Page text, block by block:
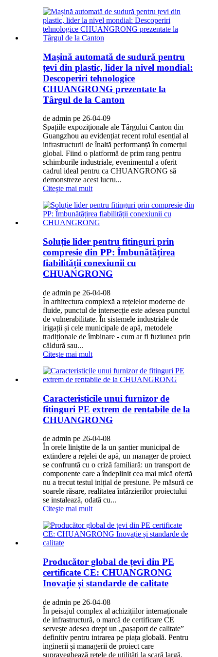
Mașină automată de sudură pentru
țevi din plastic, lider la nivel mondial:
Descoperiri tehnologice
CHUANGRONG prezentate la
Târgul de la Canton
de admin pe 26-04-09
Spațiile expoziționale ale Târgului Canton din
Guangzhou au evidențiat recent rolul esențial al
infrastructurii de înaltă performanță în comerțul
global. Fiind o platformă de prim rang pentru
schimburile industriale, evenimentul a oferit
cadrul ideal pentru ca CHUANGRONG să
demonstreze acest lucru...
Citeşte mai mult
Soluție lider pentru fitinguri prin
compresie din PP: Îmbunătățirea
fiabilității conexiunii cu
CHUANGRONG
de admin pe 26-04-08
În arhitectura complexă a rețelelor moderne de
fluide, punctul de intersecție este adesea punctul
de vulnerabilitate. În sistemele industriale de
irigații și cele municipale de apă, metodele
tradiționale de îmbinare - cum ar fi fuziunea prin
căldură sau...
Citeşte mai mult
Caracteristicile unui furnizor de
fitinguri PE extrem de rentabile de la
CHUANGRONG
de admin pe 26-04-08
În orele liniștite de la un șantier municipal de
extindere a rețelei de apă, un manager de proiect
se confruntă cu o criză familiară: un transport de
componente care a îndeplinit cea mai mică ofertă
nu a trecut testul inițial de presiune. Pe măsură ce
soarele răsare, realitatea întârzierilor proiectului
se instalează, odată cu...
Citeşte mai mult
Producător global de țevi din PE
certificate CE: CHUANGRONG
Inovație și standarde de calitate
de admin pe 26-04-08
În peisajul complex al achizițiilor internaționale
de infrastructură, o marcă de certificare CE
servește adesea drept un „pașaport de calitate”
definitiv pentru intrarea pe piața globală. Pentru
inginerii și managerii de proiect care
supraveghează rețele de utilități la scară largă,